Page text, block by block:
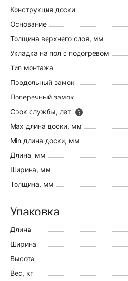
Конструкция доски
Основание
Толщина верхнего слоя, мм
Укладка на пол c подогревом
Тип монтажа
Продольный замок
Поперечный замок
Срок службы, лет
?
Max длина доски, мм
Min длина доски, мм
Длина, мм
Ширина, мм
Толщина, мм
Упаковка
Длина
Ширина
Высота
Вес, кг